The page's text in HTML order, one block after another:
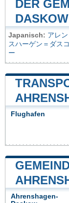
DER
DASKOW
Japanisch: アレン
スハーゲン＝ダスコ
ー
Flughafen
Ahrenshagen-